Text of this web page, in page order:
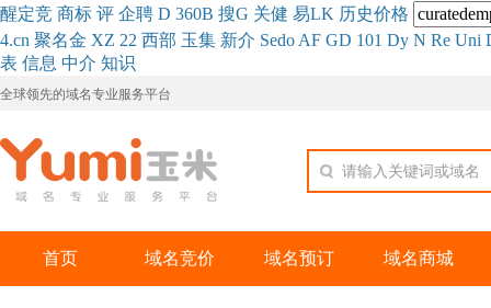
醒定竞 商标 评 企聘 D 360B 搜G 关健 易LK 历史价格
4.cn 聚名金 XZ 22 西部 玉集 新介 Sedo AF GD 101 Dy N Re Uni
表 信息 中介 知识